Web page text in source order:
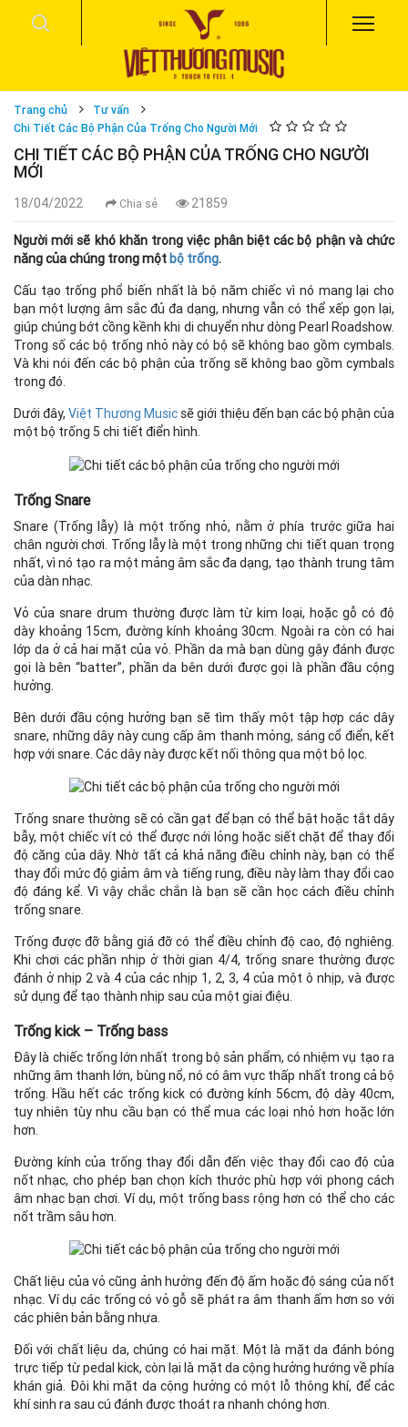
Trang chủ
Tư vấn
Chi Tiết Các Bộ Phận Của Trống Cho Người Mới
CHI TIẾT CÁC BỘ PHẬN CỦA TRỐNG CHO NGƯỜI
MỚI
18/04/2022 Chia sẻ 21859
Người mới sẽ khó khăn trong việc phân biệt các bộ phận và chức
năng của chúng trong một bộ trống.
Cấu tạo trống phổ biến nhất là bộ năm chiếc vì nó mang lại cho
bạn một lượng âm sắc đủ đa dạng, nhưng vẫn có thể xếp gọn lại,
giúp chúng bớt cồng kềnh khi di chuyển như dòng Pearl Roadshow.
Trong số các bộ trống nhỏ này có bộ sẽ không bao gồm cymbals.
Và khi nói đến các bộ phận của trống sẽ không bao gồm cymbals
trong đó.
Dưới đây, Việt Thương Music sẽ giới thiệu đến bạn các bộ phận của
một bộ trống 5 chi tiết điển hình.
Trống Snare
Snare (Trống lẫy) là một trống nhỏ, nằm ở phía trước giữa hai
chân người chơi. Trống lẫy là một trong những chi tiết quan trọng
nhất, vì nó tạo ra một mảng âm sắc đa dạng, tạo thành trung tâm
của dàn nhạc.
Vỏ của snare drum thường được làm từ kim loại, hoặc gỗ có độ
dày khoảng 15cm, đường kính khoảng 30cm. Ngoài ra còn có hai
lớp da ở cả hai mặt của vỏ. Phần da mà bạn dùng gậy đánh được
gọi là bên “batter”, phần da bên dưới được gọi là phần đầu cộng
hưởng.
Bên dưới đầu cộng hưởng bạn sẽ tìm thấy một tập hợp các dây
snare, những dây này cung cấp âm thanh mỏng, sáng cổ điển, kết
hợp với snare. Các dây này được kết nối thông qua một bộ lọc.
Trống snare thường sẽ có cần gạt để bạn có thể bật hoặc tắt dây
bẫy, một chiếc vít có thể được nới lỏng hoặc siết chặt để thay đổi
độ căng của dây. Nhờ tất cả khả năng điều chỉnh này, bạn có thể
thay đổi mức độ giảm âm và tiếng rung, điều này làm thay đổi cao
độ đáng kể. Vì vậy chắc chắn là bạn sẽ cần học cách điều chỉnh
trống snare.
Trống được đỡ bằng giá đỡ có thể điều chỉnh độ cao, độ nghiêng.
Khi chơi các phần nhịp ở thời gian 4/4, trống snare thường được
đánh ở nhịp 2 và 4 của các nhịp 1, 2, 3, 4 của một ô nhịp, và được
sử dụng để tạo thành nhịp sau của một giai điệu.
Trống kick – Trống bass
Đây là chiếc trống lớn nhất trong bộ sản phẩm, có nhiệm vụ tạo ra
những âm thanh lớn, bùng nổ, nó có âm vực thấp nhất trong cả bộ
trống. Hầu hết các trống kick có đường kính 56cm, độ dày 40cm,
tuy nhiên tùy nhu cầu bạn có thể mua các loại nhỏ hơn hoặc lớn
hơn.
Đường kính của trống thay đổi dẫn đến việc thay đổi cao độ của
nốt nhạc, cho phép bạn chọn kích thước phù hợp với phong cách
âm nhạc bạn chơi. Ví dụ, một trống bass rộng hơn có thể cho các
nốt trầm sâu hơn.
Chất liệu của vỏ cũng ảnh hưởng đến độ ấm hoặc độ sáng của nốt
nhạc. Ví dụ các trống có vỏ gỗ sẽ phát ra âm thanh ấm hơn so với
các phiên bản bằng nhựa.
Đối với chất liệu da, chúng có hai mặt. Một là mặt da đánh bóng
trực tiếp từ pedal kick, còn lại là mặt da cộng hưởng hướng về phía
khán giả. Đôi khi mặt da cộng hưởng có một lỗ thông khí, để các
khí sinh ra sau cú đánh được thoát ra nhanh chóng hơn.